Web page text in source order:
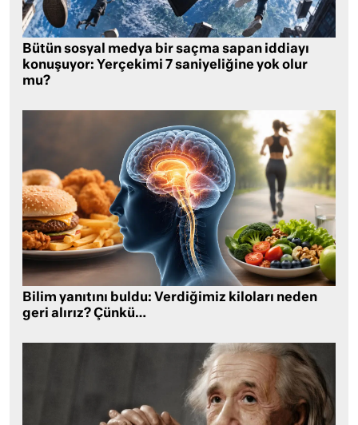
Bütün sosyal medya bir saçma sapan iddiayı
konuşuyor: Yerçekimi 7 saniyeliğine yok olur
mu?
Bilim yanıtını buldu: Verdiğimiz kiloları neden
geri alırız? Çünkü…